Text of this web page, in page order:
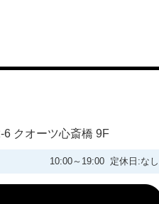
6 クオーツ心斎橋 9F
10:00～19:00 定休日:なし